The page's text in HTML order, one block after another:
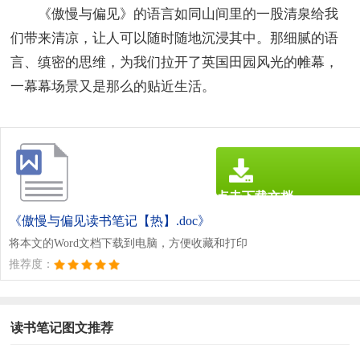
《傲慢与偏见》的语言如同山间里的一股清泉给我
们带来清凉，让人可以随时随地沉浸其中。那细腻的语
言、缜密的思维，为我们拉开了英国田园风光的帷幕，
一幕幕场景又是那么的贴近生活。
《傲慢与偏见读书笔记【热】.doc》
将本文的Word文档下载到电脑，方便收藏和打印
推荐度：
点击下载文档
读书笔记图文推荐